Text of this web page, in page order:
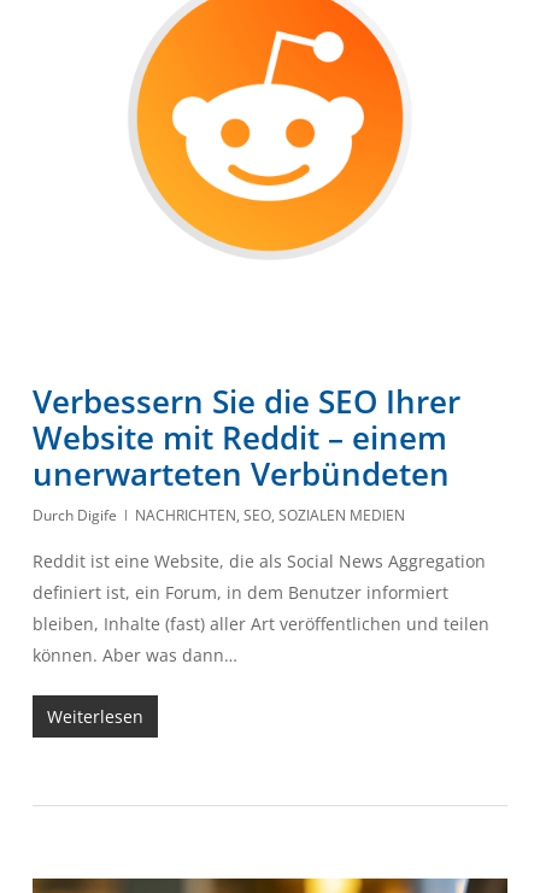
Verbessern Sie die SEO Ihrer
Website mit Reddit – einem
unerwarteten Verbündeten
Durch Digife NACHRICHTEN, SEO, SOZIALEN MEDIEN
Reddit ist eine Website, die als Social News Aggregation
definiert ist, ein Forum, in dem Benutzer informiert
bleiben, Inhalte (fast) aller Art veröffentlichen und teilen
können. Aber was dann…
Weiterlesen